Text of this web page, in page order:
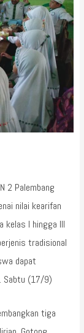
2 Palembang
nilai kearifan
kelas I hingga III
tradisional
dapat
Sabtu (17/9)
tiga